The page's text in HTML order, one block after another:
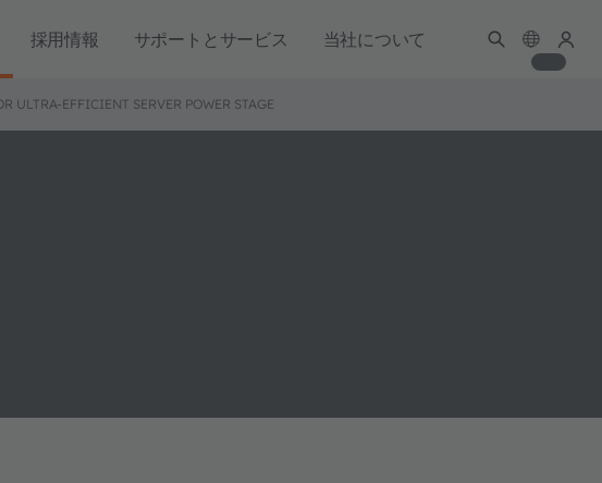
採用情報 サポートとサービス 当社について
ULTRA-EFFICIENT SERVER POWER STAGE